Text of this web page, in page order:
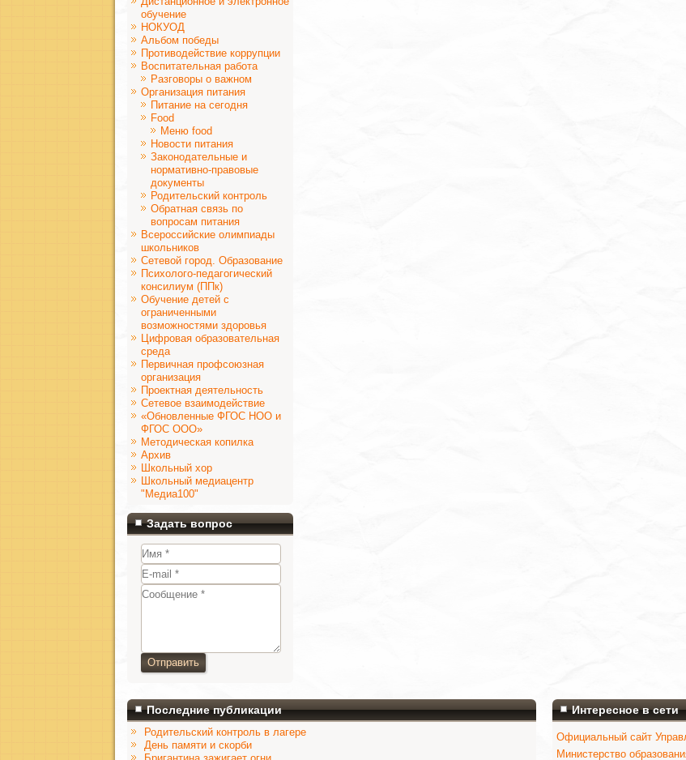
обучение
НОКУОД
Альбом победы
Противодействие коррупции
Воспитательная работа
Разговоры о важном
Организация питания
Питание на сегодня
Food
Меню food
Новости питания
Законодательные и
нормативно-правовые
документы
Родительский контроль
Обратная связь по
вопросам питания
Всероссийские олимпиады
школьников
Сетевой город. Образование
Психолого-педагогический
консилиум (ППк)
Обучение детей с
ограниченными
возможностями здоровья
Цифровая образовательная
среда
Первичная профсоюзная
организация
Проектная деятельность
Сетевое взаимодействие
«Обновленные ФГОС НОО и
ФГОС ООО»
Методическая копилка
Архив
Школьный хор
Школьный медиацентр
"Медиа100"
Задать вопрос
Отправить
Последние публикации
Родительский контроль в лагере
День памяти и скорби
Интересное в сети
Официальный сайт
Министерство